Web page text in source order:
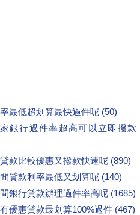
最低超划算最快過件呢 (50)
銀行過件率超高可以立即撥款
款比較優惠又撥款快速呢 (890)
貸款利率最低又划算呢 (140)
銀行貸款辦理過件率高呢 (1685)
優惠貸款最划算100%過件 (467)